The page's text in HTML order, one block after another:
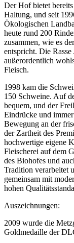
Der Hof bietet
Haltung, und seit
Ökologischen
heute rund 200
zusammen, wie es
entspricht. Die
außerordentlich
Fleisch.
1998 kam die
150 Schweine. Auf
bequem, und der
Eindrücke und
Bewegung an der
der Zartheit des
hochwertige eigene
Fleischerei auf dem
des Biohofes und
Tradition verarbeitet
gemeinsam mit
hohen
Auszeichnungen:
2009 wurde die
Goldmedaille der